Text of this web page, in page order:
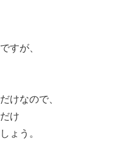
すが、
けなので、
け
ょう。